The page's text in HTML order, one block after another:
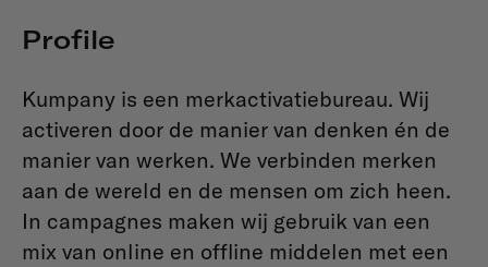
Profile
Kumpany is een merkactivatiebureau. Wij
activeren door de manier van denken én de
manier van werken. We verbinden merken
aan de wereld en de mensen om zich heen.
In campagnes maken wij gebruik van een
mix van online en offline middelen met een